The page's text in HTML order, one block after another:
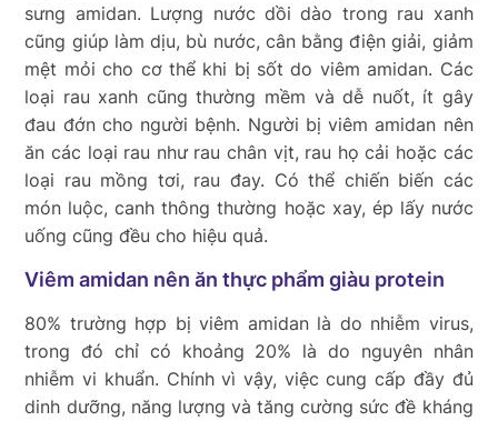
sưng amidan. Lượng nước dồi dào trong rau xanh
cũng giúp làm dịu, bù nước, cân bằng điện giải, giảm
mệt mỏi cho cơ thể khi bị sốt do viêm amidan. Các
loại rau xanh cũng thường mềm và dễ nuốt, ít gây
đau đớn cho người bệnh. Người bị viêm amidan nên
ăn các loại rau như rau chân vịt, rau họ cải hoặc các
loại rau mồng tơi, rau đay. Có thể chiến biến các
món luộc, canh thông thường hoặc xay, ép lấy nước
uống cũng đều cho hiệu quả.
Viêm amidan nên ăn thực phẩm giàu protein
80% trường hợp bị viêm amidan là do nhiễm virus,
trong đó chỉ có khoảng 20% là do nguyên nhân
nhiễm vi khuẩn. Chính vì vậy, việc cung cấp đầy đủ
dinh dưỡng, năng lượng và tăng cường sức đề kháng